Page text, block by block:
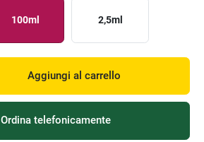
100ml 2,5ml
Aggiungi al carrello
Ordina telefonicamente